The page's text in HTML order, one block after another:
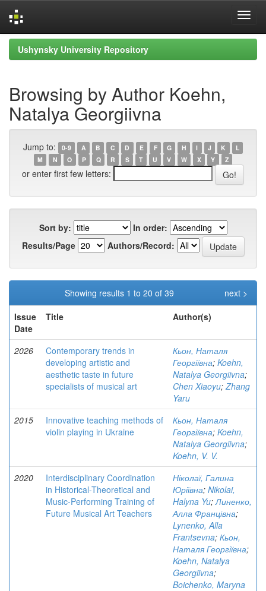
Skip
navigation
Ushynsky University Repository
Browsing by Author Koehn,
Natalya Georgiivna
Jump to: 0-9 A B C D E F G H I J K
L
M
N O P Q R S T U V W X Y Z
or enter first few letters:
Sort by:
In order:
Results/Page
Authors/Record:
Showing results 1 to 20 of 39
next >
Issue
Date
Title Author(s)
2026
Contemporary trends in
developing artistic and
aesthetic taste in future
specialists of musical art
Кьон, Наталя
Георгіївна; Koehn,
Natalya Georgiivna;
Chen Xiaoyu;Zhang
Yaru
2015
Innovative teaching methods of
violin playing in Ukraine
Кьон, Наталя
Георгіївна; Koehn,
Natalya Georgiivna;
Koehn, V. V.
2020
Interdisciplinary Coordination
in Historical-Theoretical and
Music-Performing Training of
Future Musical Art Teachers
Ніколаї, Галина
Юріївна; Nikolai,
Halyna Yu;Линенко,
Алла Францівна;
Lynenko, Alla
Frantsevna; Кьон,
Наталя Георгіївна;
Koehn, Natalya
Georgiivna;
Boichenko, Maryna